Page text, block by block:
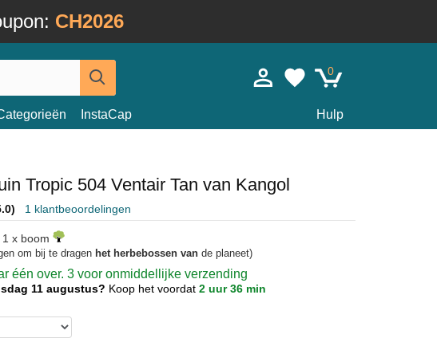
CH2026
0
InstaCap Hulp
Tropic 504 Ventair Tan van Kangol
1 klantbeoordelingen
1 x boom
om bij te dragen het herbebossen van de planeet)
één over. 3 voor onmiddellijke verzending
11 augustus? Koop het voordat 2 uur 36 min